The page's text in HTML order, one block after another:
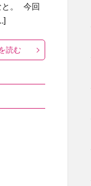
と。 今回
読む